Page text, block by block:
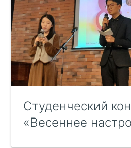
Студенческий
«Весеннее